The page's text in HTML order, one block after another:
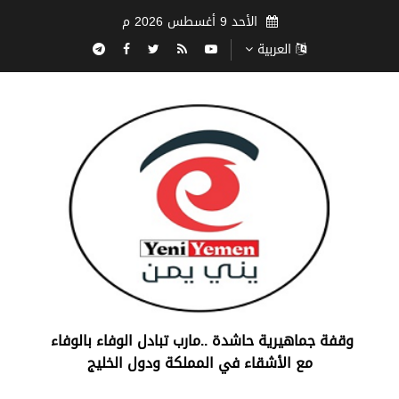
الأحد 9 أغسطس 2026 م
العربية
‏وقفة جماهيرية حاشدة ..مارب ‏تبادل الوفاء بالوفاء ‏
مع الأشقاء في المملكة ودول الخليج